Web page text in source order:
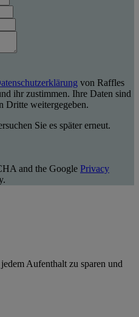
von Raffles
ihr zustimmen. Ihre Daten sind
Dritte weitergegeben.
Sie es später erneut.
and the Google Privacy
Aufenthalt zu sparen und